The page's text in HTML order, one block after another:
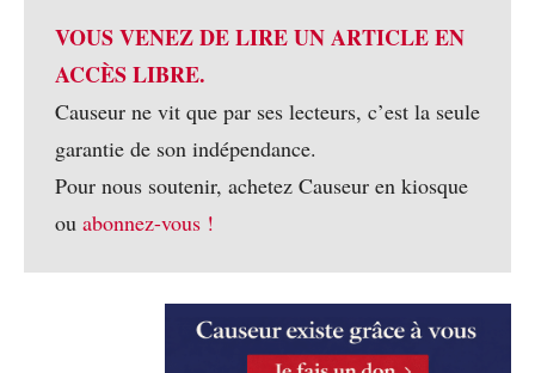
VOUS VENEZ DE LIRE UN ARTICLE EN
ACCÈS LIBRE.
Causeur ne vit que par ses lecteurs, c’est la seule
garantie de son indépendance.
Pour nous soutenir, achetez Causeur en kiosque
ou abonnez-vous !